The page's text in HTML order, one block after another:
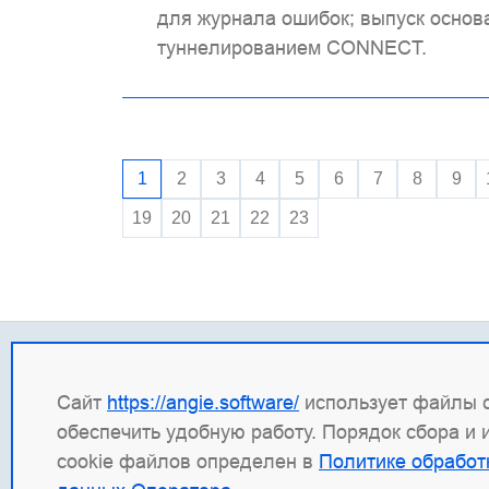
для журнала ошибок; выпуск
туннелированием CONNECT.
1 2 3 4 5 6 7 8 9
19 20 21 22 23
Сайт https://angie.software/ использует файлы
обеспечить удобную работу. Порядок сбора и
cookie файлов определен в Политике
Контакты
+7 (495) 120 50 33
info@wbsrv.ru
Новости в TG